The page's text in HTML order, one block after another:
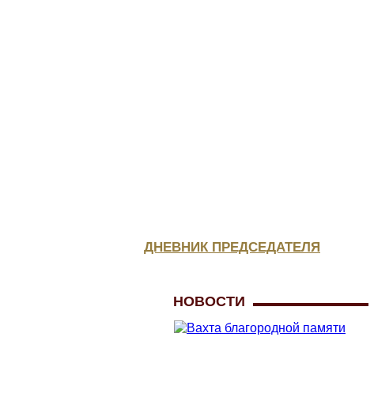
ДНЕВНИК ПРЕДСЕДАТЕЛЯ
НОВОСТИ